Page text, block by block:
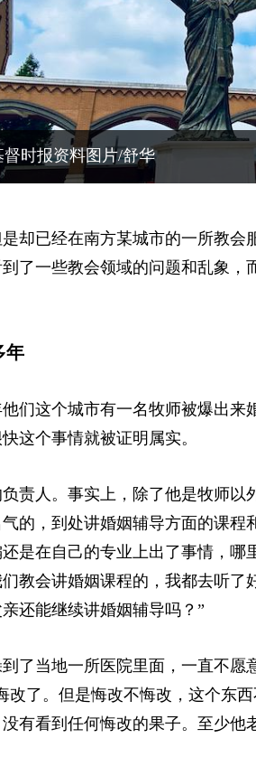
时报资料图片/舒华
却已经在南方某城市的一所教
了一些教会领域的问题和乱象
年
们这个城市有一名牧师被爆出
这个事情就被证明属实。
责人。事实上，除了他是牧师
的，到处讲婚姻辅导方面的课
是在自己的专业上出了事情，哪
教会讲婚姻课程的，我都去听
还能继续讲婚姻辅导吗？”
了当地一所医院里面，一直不
改了。但是悔改不悔改，这个东
有看到任何悔改的果子。至少